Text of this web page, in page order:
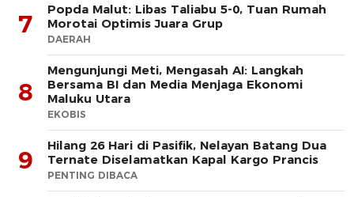
7
Popda Malut: Libas Taliabu 5-0, Tuan Rumah
Morotai Optimis Juara Grup
DAERAH
8
Mengunjungi Meti, Mengasah AI: Langkah
Bersama BI dan Media Menjaga Ekonomi
Maluku Utara
EKOBIS
9
Hilang 26 Hari di Pasifik, Nelayan Batang Dua
Ternate Diselamatkan Kapal Kargo Prancis
PENTING DIBACA